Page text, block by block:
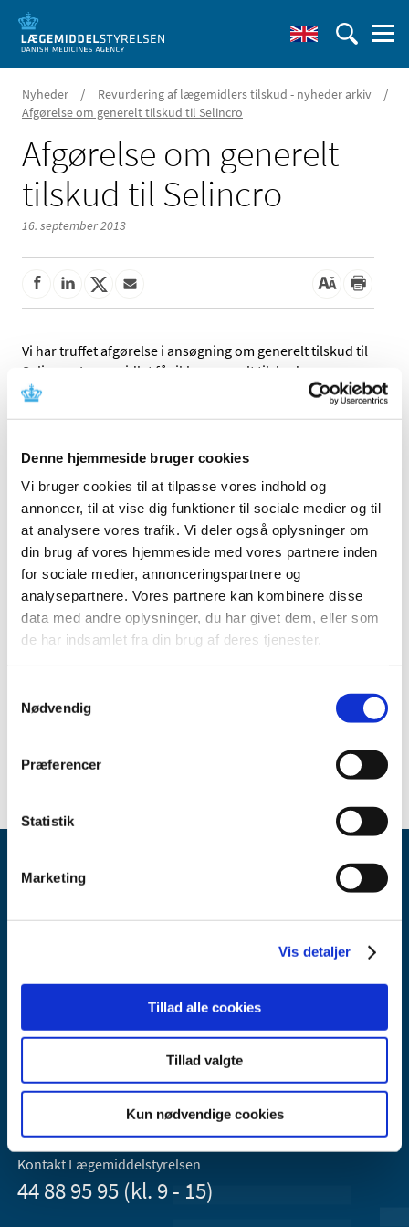
Denne hjemmeside bruger cookies
Vi bruger cookies til at tilpasse vores indhold og
annoncer, til at vise dig funktioner til sociale medier og til
at analysere vores trafik. Vi deler også oplysninger om
din brug af vores hjemmeside med vores partnere inden
for sociale medier, annonceringspartnere og
analysepartnere. Vores partnere kan kombinere disse
data med andre oplysninger, du har givet dem, eller som
de har indsamlet fra din brug af deres tjenester.
Nødvendig
Præferencer
Statistik
Marketing
Vis detaljer
Tillad alle cookies
Tillad valgte
Kun nødvendige cookies
Nyheder / Revurdering af lægemidlers tilskud - nyheder arkiv /
Afgørelse om generelt tilskud til Selincro
Afgørelse om generelt
tilskud til Selincro
16. september 2013
Vi har truffet afgørelse i ansøgning om generelt tilskud til
Selincro. Lægemidlet får ikke generelt tilskud.
Selincro indeholder nalmefen og anvendes til reduktion
af alkoholforbruget hos voksne.
Vi vurderer, at der vil være risiko for, at Selincro vil blive
anvendt uden for den godkendte indikation.
Tilskudsstatus for Selincro vil blive revurderet i
forbindelse med den regelmæssige revurdering af
lægemidlers tilskudsstatus.
Sundhedsstyrelsens afgørelse om generelt tilskud til
Selincro
Medicintilskudsnævnets indstilling vedrørende Selincro
Email:dkma@dkma.dk
Lægemiddelstyrelsen er en del af
Sundheds- og Kirkeministeriet.
Kontakt Lægemiddelstyrelsen
44 88 95 95 (kl. 9 - 15)